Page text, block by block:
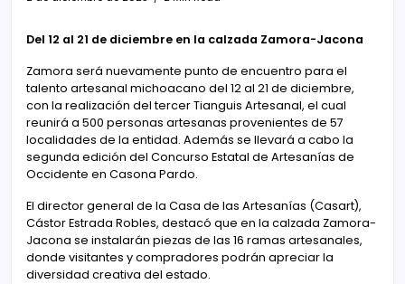
Del 12 al 21 de diciembre en la calzada Zamora-Jacona
Zamora será nuevamente punto de encuentro para el
talento artesanal michoacano del 12 al 21 de diciembre,
con la realización del tercer Tianguis Artesanal, el cual
reunirá a 500 personas artesanas provenientes de 57
localidades de la entidad. Además se llevará a cabo la
segunda edición del Concurso Estatal de Artesanías de
Occidente en Casona Pardo.
El director general de la Casa de las Artesanías (Casart),
Cástor Estrada Robles, destacó que en la calzada Zamora-
Jacona se instalarán piezas de las 16 ramas artesanales,
donde visitantes y compradores podrán apreciar la
diversidad creativa del estado.